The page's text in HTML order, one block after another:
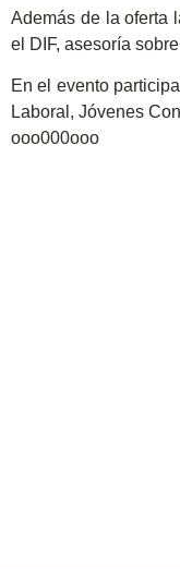
Además de la oferta
el DIF, asesoría
En el evento
Laboral, Jóvenes
ooo000ooo